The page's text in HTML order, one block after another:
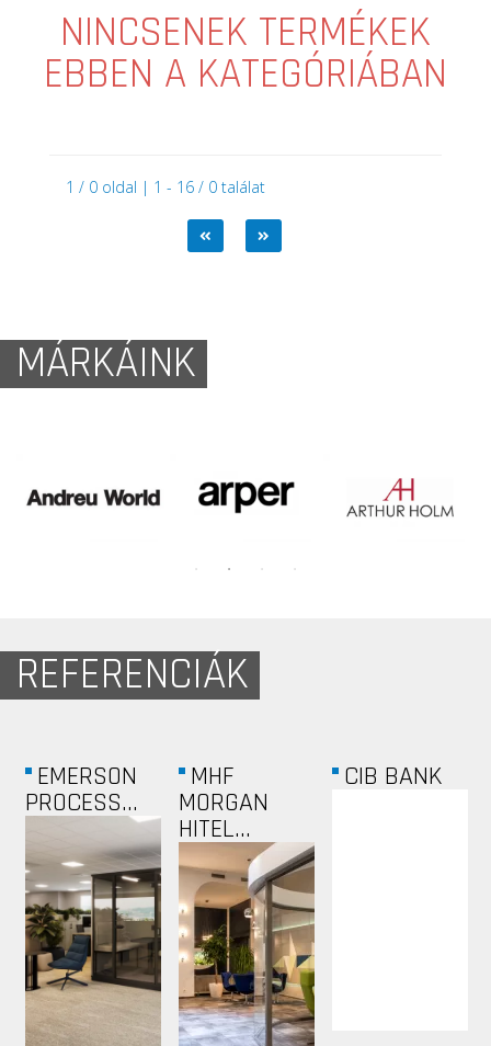
NINCSENEK TERMÉKEK
EBBEN A KATEGÓRIÁBAN
1 / 0 oldal | 1 - 16 / 0 találat
MÁRKÁINK
REFERENCIÁK
EMERSON
PROCESS...
MHF
MORGAN
HITEL...
CIB BANK